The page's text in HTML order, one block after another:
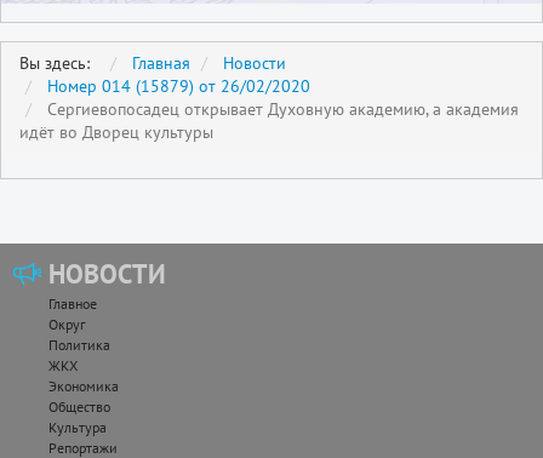
Вы здесь: Главная
Новости
Номер 014 (15879) от 26/02/2020
Сергиевопосадец открывает Духовную академию, а академия
идёт во Дворец культуры
НОВОСТИ
Главное
Округ
Политика
ЖКХ
Экономика
Общество
Культура
Репортажи